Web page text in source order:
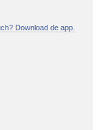
Download de app.